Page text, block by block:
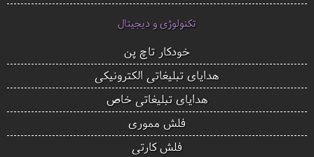
تکنولوژی و دیجیتال
خودکار تاچ پن
هدایای تبلیغاتی الکترونیکی
هدایای تبلیغاتی خاص
فلش مموری
فلش کارتی